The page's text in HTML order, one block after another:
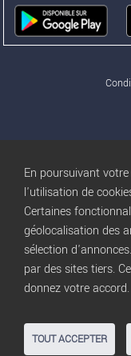
En poursuivant
l'utilisation de
Certaines
géolocalisation des
sélection
par des sites tiers.
donnez votre accord.
TOUT ACCEPTER